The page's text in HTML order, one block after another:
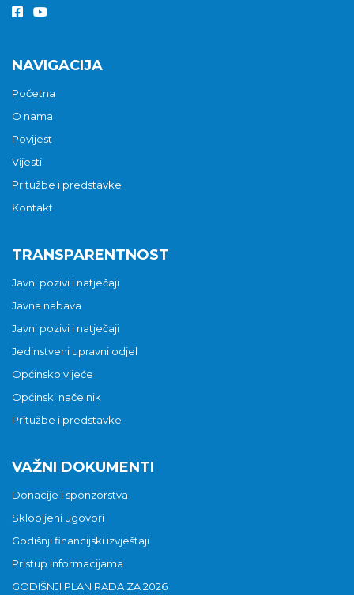
NAVIGACIJA
Početna
O nama
Povijest
Vijesti
Pritužbe i predstavke
Kontakt
TRANSPARENTNOST
Javni pozivi i natječaji
Javna nabava
Javni pozivi i natječaji
Jedinstveni upravni odjel
Općinsko vijeće
Općinski načelnik
Pritužbe i predstavke
VAŽNI DOKUMENTI
Donacije i sponzorstva
Sklopljeni ugovori
Godišnji financijski izvještaji
Pristup informacijama
GODIŠNJI PLAN RADA ZA 2026